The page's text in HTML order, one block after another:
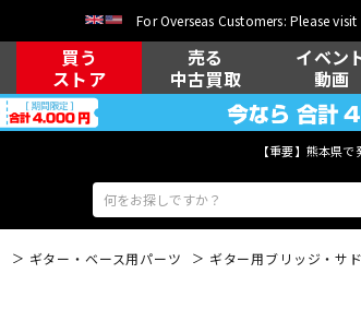
For Overseas Customers: Please visit
買う
ストア
売る
中古買取
イベン
動画
【重要】熊本県
ギター・ベース用パーツ ギター用ブリッジ・サ